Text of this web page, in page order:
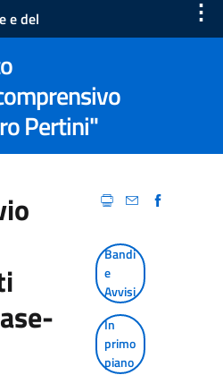
e del
⋮
Pertini"
Bandi
e
Avvisi
In
primo
piano